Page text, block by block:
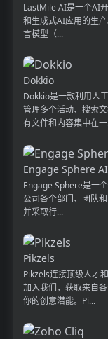
LastMile AI是一个AI
和生成式AI应用的生
言模型（...
Dokkio
Dokkio是一款利用人
管理多个活动、搜索
有文件和内容集中在
Engage Sphere AI
Engage Sphere是一
公司各个部门、团队
并采取行...
Pikzels
Pikzels连接顶级人才
加入我们，获取来自
你的创意潜能。Pi...